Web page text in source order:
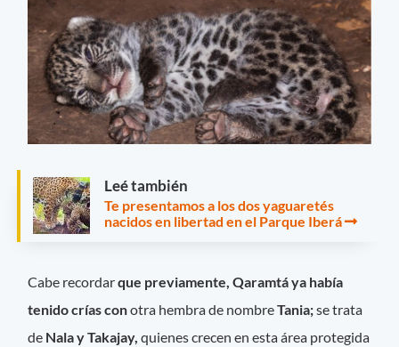
Leé también
Te presentamos a los dos yaguaretés
nacidos en libertad en el Parque Iberá
Cabe recordarque previamente, Qaramtá ya había
tenido crías conotra hembra de nombreTania;se trata
de Nala y Takajay, quienes crecen en esta área protegida